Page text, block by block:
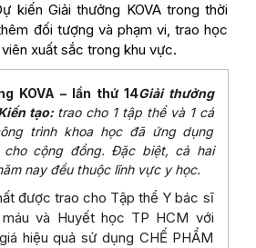
kiến Giải thưởng KOVA trong thời
đối tượng và phạm vi, trao học
xuất sắc trong khu vực.
KOVA – lần thứ 14Giải thưởng
tạo: trao cho 1 tập thể và 1 cá
trình khoa học đã ứng dụng
cho cộng đồng. Đặc biệt, cả hai
nay đều thuộc lĩnh vực y học.
được trao cho Tập thể Y bác sĩ
máu và Huyết học TP HCM với
hiệu quả sử dụng CHẾ PHẨM